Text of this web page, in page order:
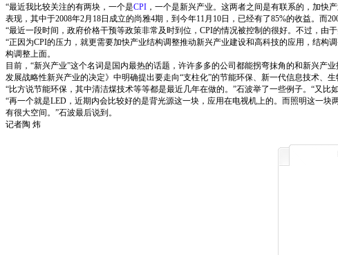
“最近我比较关注的有两块，一个是CPI ，一个是新兴产业。这两者之间是有联系的，加快
表现，其中于2008年2月18日成立的尚雅4期，到今年11月10日，已经有了85%的收益。而
“最近一段时间，政府价格干预等政策非常及时到位，CPI的情况被控制的很好。不过，由
“正因为CPI的压力，就更需要加快产业结构调整推动新兴产业建设和高科技的应用，结
构调整上面。
目前，“新兴产业”这个名词是国内最热的话题，许许多多的公司都能拐弯抹角的和新兴产
发展战略性新兴产业的决定》中明确提出要走向“支柱化”的节能环保、新一代信息技术、生
“比方说节能环保，其中清洁煤技术等等都是最近几年在做的。”石波举了一些例子。“又
“再一个就是LED，近期内会比较好的是背光源这一块，应用在电视机上的。而照明这一
有很大空间。”石波最后说到。
记者陶 炜